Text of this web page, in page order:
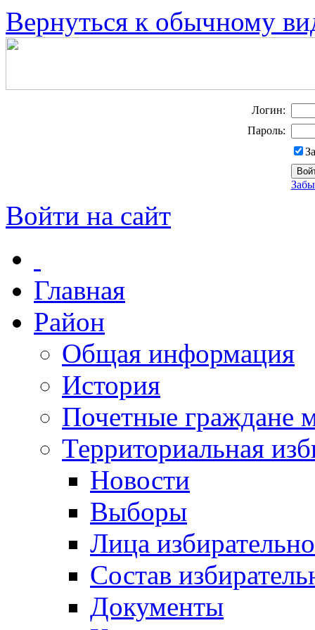
Вернуться к обычному
Логин:
Пароль:
Войти на сайт
Главная
Район
Общая информация
История
Почетные граждане
Территориальная
Новости
Выборы
Лица
Состав
Документы